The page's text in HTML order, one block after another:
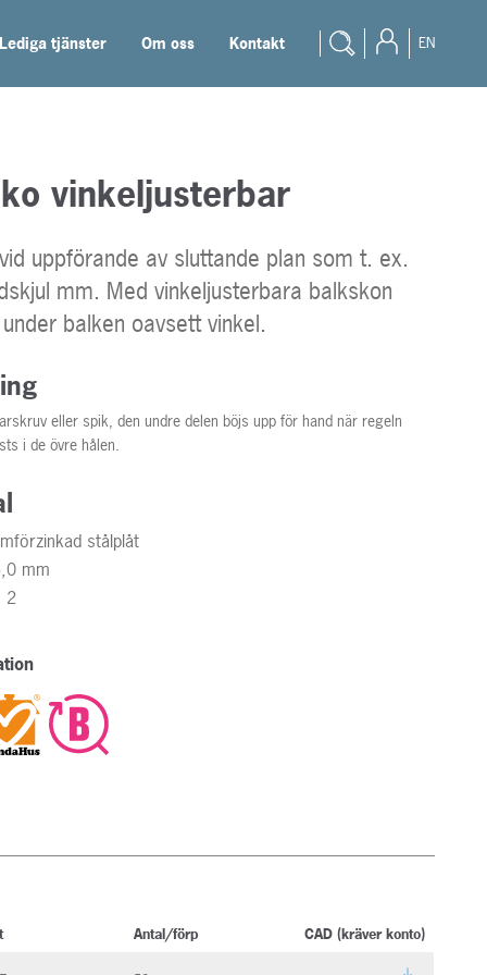
tjänster Om oss Kontakt EN
vinkeljusterbar
uppförande av sluttande plan som t. ex.
mm. Med vinkeljusterbara balkskon
balken oavsett vinkel.
eller spik, den undre delen böjs upp för hand när regeln
i de övre hålen.
stålplåt
mm
2
Antal/förp CAD (kräver konto)